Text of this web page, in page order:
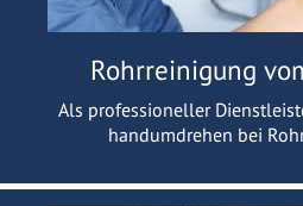
Rohrreinigung
Als professioneller
handumdrehen bei